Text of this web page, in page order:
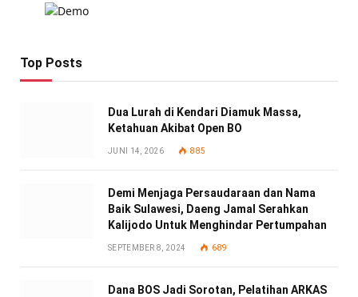
Top Posts
Dua Lurah di Kendari Diamuk Massa,
Ketahuan Akibat Open BO
JUNI 14, 2026 885
Demi Menjaga Persaudaraan dan Nama
Baik Sulawesi, Daeng Jamal Serahkan
Kalijodo Untuk Menghindar Pertumpahan
SEPTEMBER 8, 2024 689
Dana BOS Jadi Sorotan, Pelatihan ARKAS